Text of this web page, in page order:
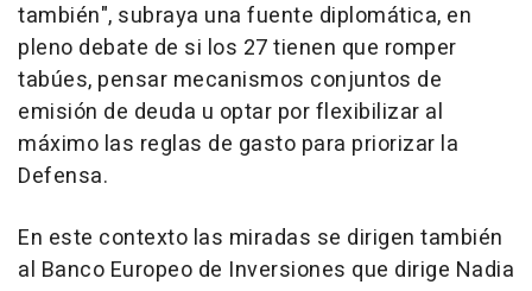
también", subraya una fuente diplomática, en
pleno debate de si los 27 tienen que romper
tabúes, pensar mecanismos conjuntos de
emisión de deuda u optar por flexibilizar al
máximo las reglas de gasto para priorizar la
Defensa.
En este contexto las miradas se dirigen también
al Banco Europeo de Inversiones que dirige Nadia